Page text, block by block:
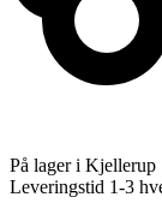
På lager i Kjellerup
Leveringstid 1-3